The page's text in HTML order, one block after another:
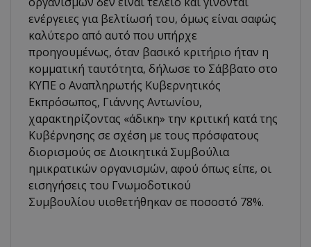
ενέργειες για βελτίωσή του, όμως είναι σαφώς
καλύτερο από αυτό που υπήρχε
προηγουμένως, όταν βασικό κριτήριο ήταν η
κομματική ταυτότητα, δήλωσε το Σάββατο στο
ΚΥΠΕ ο Αναπληρωτής Κυβερνητικός
Εκπρόσωπος, Γιάννης Αντωνίου,
χαρακτηρίζοντας «άδικη» την κριτική κατά της
Κυβέρνησης σε σχέση με τους πρόσφατους
διορισμούς σε Διοικητικά Συμβούλια
ημικρατικών οργανισμών, αφού όπως είπε, οι
εισηγήσεις του Γνωμοδοτικού
Συμβουλίου υιοθετήθηκαν σε ποσοστό 78%.